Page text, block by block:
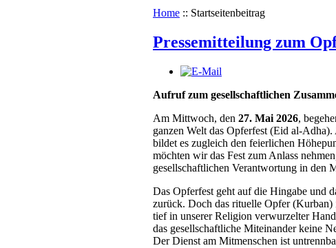
Home :: Startseitenbeitrag
Pressemitteilung zum
Aufruf zum gesellschaftlichen
Am Mittwoch, den 27. Mai 2026,
ganzen Welt das Opferfest (Eid al-
bildet es zugleich den feierlichen
möchten wir das Fest zum Anlass
gesellschaftlichen Verantwortung in den
Das Opferfest geht auf die Hingabe und
zurück. Doch das rituelle Opfer (Kurban)
tief in unserer Religion verwurzelter
das gesellschaftliche Miteinander keine
Der Dienst am Mitmenschen ist